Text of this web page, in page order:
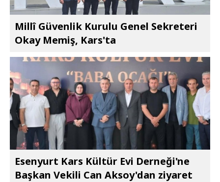
Millî Güvenlik Kurulu Genel Sekreteri
Okay Memiş, Kars'ta
Esenyurt Kars Kültür Evi Derneği'ne
Başkan Vekili Can Aksoy'dan ziyaret